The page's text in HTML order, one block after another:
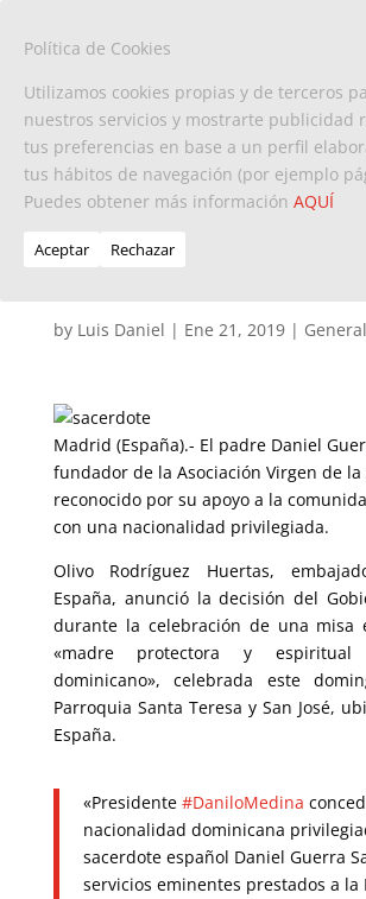
Otorgan
dominicana a
español por
by Luis Daniel | Ene 21, 2019| General
Madrid (España).- El padre Daniel
fundador de la Asociación Virgen de
reconocido por su apoyo a la
con una nacionalidad privilegiada.
Olivo Rodríguez Huertas,
España, anunció la decisión del
durante la celebración de una misa
«madre protectora y
dominicano», celebrada este
Parroquia Santa Teresa y San José,
España.
«Presidente #DaniloMedina
nacionalidad dominicana
sacerdote español Daniel Guerra
servicios eminentes prestados a la
Política de Cookies
Utilizamos cookies propias y de terceros
nuestros servicios y mostrarte publicidad
tus preferencias en base a un perfil
tus hábitos de navegación (por ejemplo
Puedes obtener más información AQUÍ
Aceptar Rechazar